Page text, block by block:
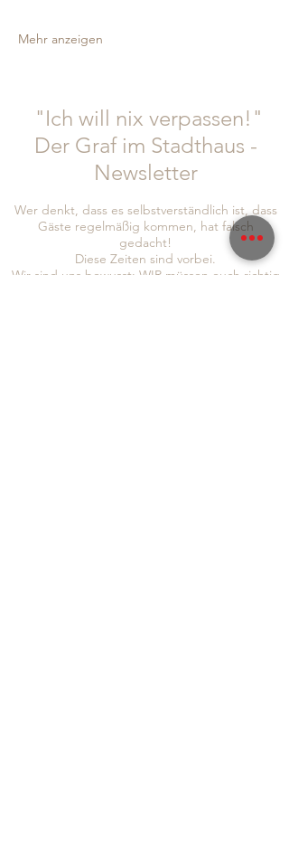
Mehr anzeigen
"Ich will nix verpassen!"
Der Graf im Stadthaus -
Newsletter
Wer denkt, dass es selbstverständlich ist, dass
Gäste regelmäßig kommen, hat falsch
gedacht!
Diese Zeiten sind vorbei.
Wir sind uns bewusst: WIR müssen euch richtig